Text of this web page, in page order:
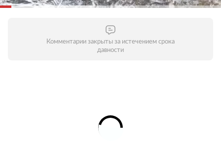
Комментарии закрыты за истечением срока
давности